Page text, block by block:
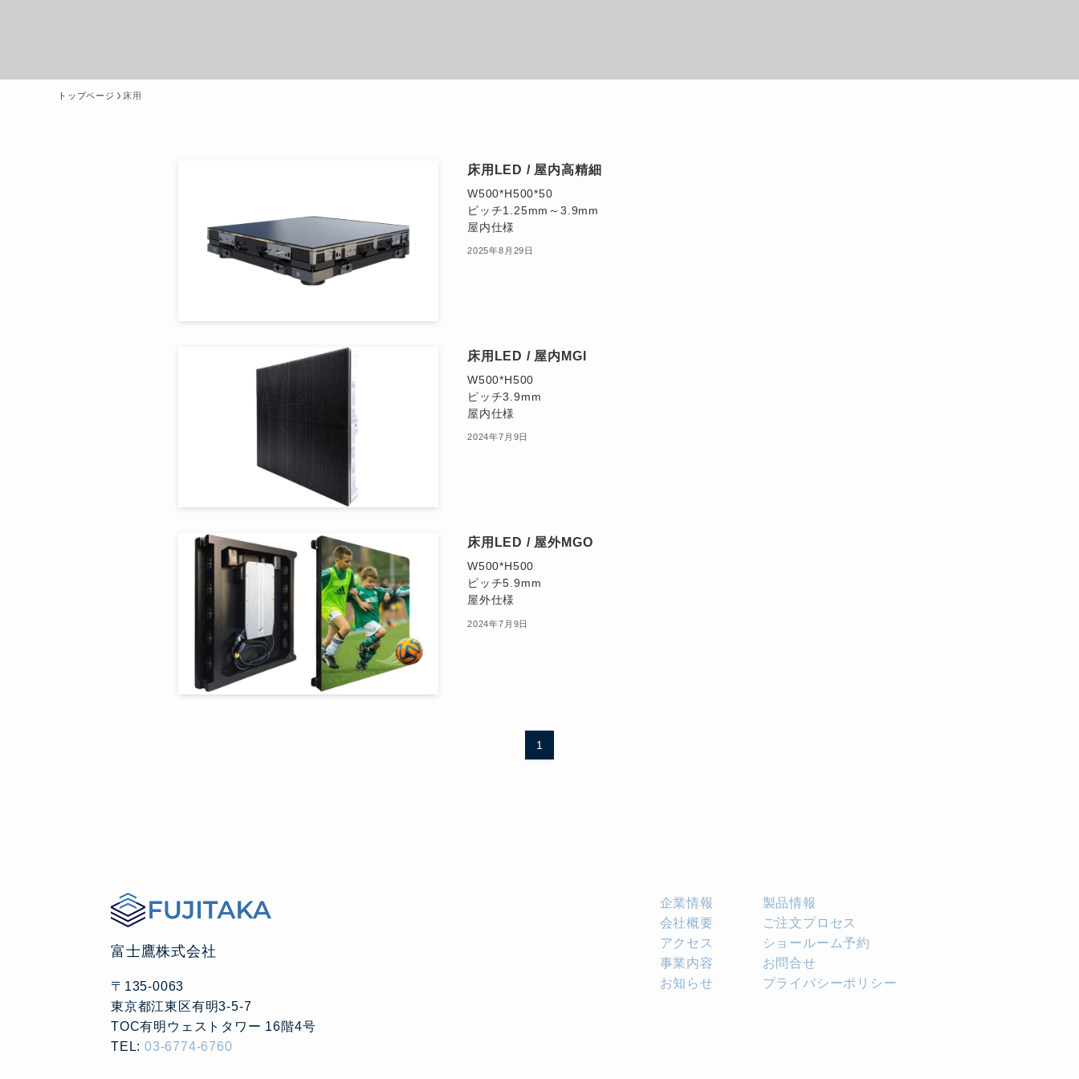
トップページ 床用
床用LED / 屋内高精細
W500*H500*50
ピッチ1.25mm～3.9mm
屋内仕様
2025年8月29日
床用LED / 屋内MGI
W500*H500
ピッチ3.9mm
屋内仕様
2024年7月9日
床用LED / 屋外MGO
W500*H500
ピッチ5.9mm
屋外仕様
2024年7月9日
1
富士鷹株式会社
〒135-0063
東京都江東区有明3-5-7
TOC有明ウェストタワー 16階4号
TEL: 03-6774-6760
企業情報
会社概要
アクセス
事業内容
お知らせ
製品情報
ご注文プロセス
ショールーム予約
お問合せ
プライバシーポリシー